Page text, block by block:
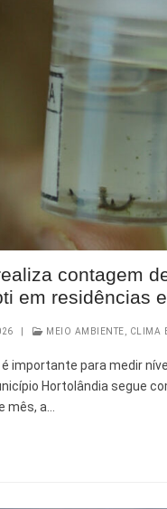
contagem
em residências
MEIO AMBIENTE, CLIMA
importante para medir
Hortolândia segue
mês, a…